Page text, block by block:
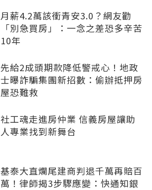
月薪4.2萬該衝青安3.0？網友勸
「別急買房」：一念之差恐多辛苦
10年
先給2成頭期款降低警戒心！地政
士曝詐騙集團新招數：偷辦抵押房
屋恐難救
社工魂走進房仲業 信義房屋讓助
人專業找到新舞台
基泰大直爛尾建商判退千萬再賠百
萬！律師揭3步驟應變：快通知銀